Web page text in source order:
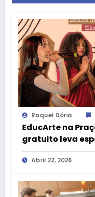
Raquel Dória
EducArte na
gratuito leva
bibliotecas do DF
Abril 22, 2026